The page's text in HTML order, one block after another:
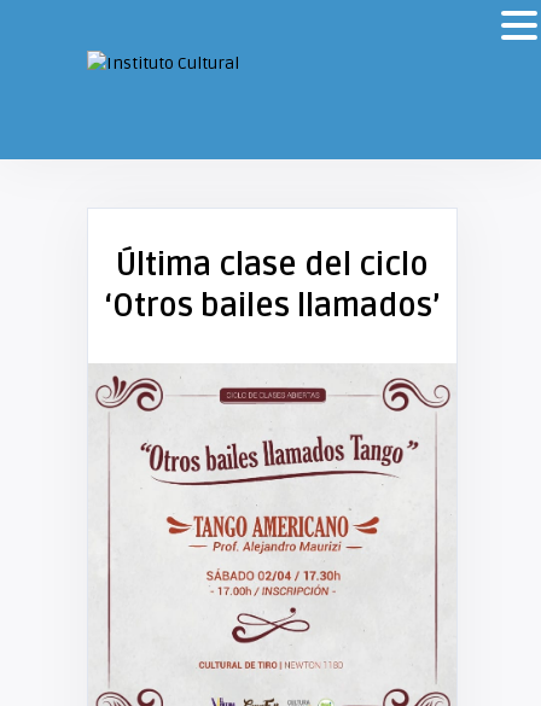
Última clase del ciclo
‘Otros bailes llamados’